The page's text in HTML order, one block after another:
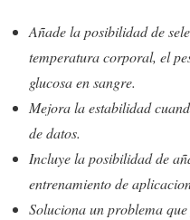
Añade la posibilidad de
temperatura corporal, el
glucosa en sangre.
Mejora la estabilidad
de datos.
Incluye la posibilidad de
entrenamiento de
Soluciona un problema